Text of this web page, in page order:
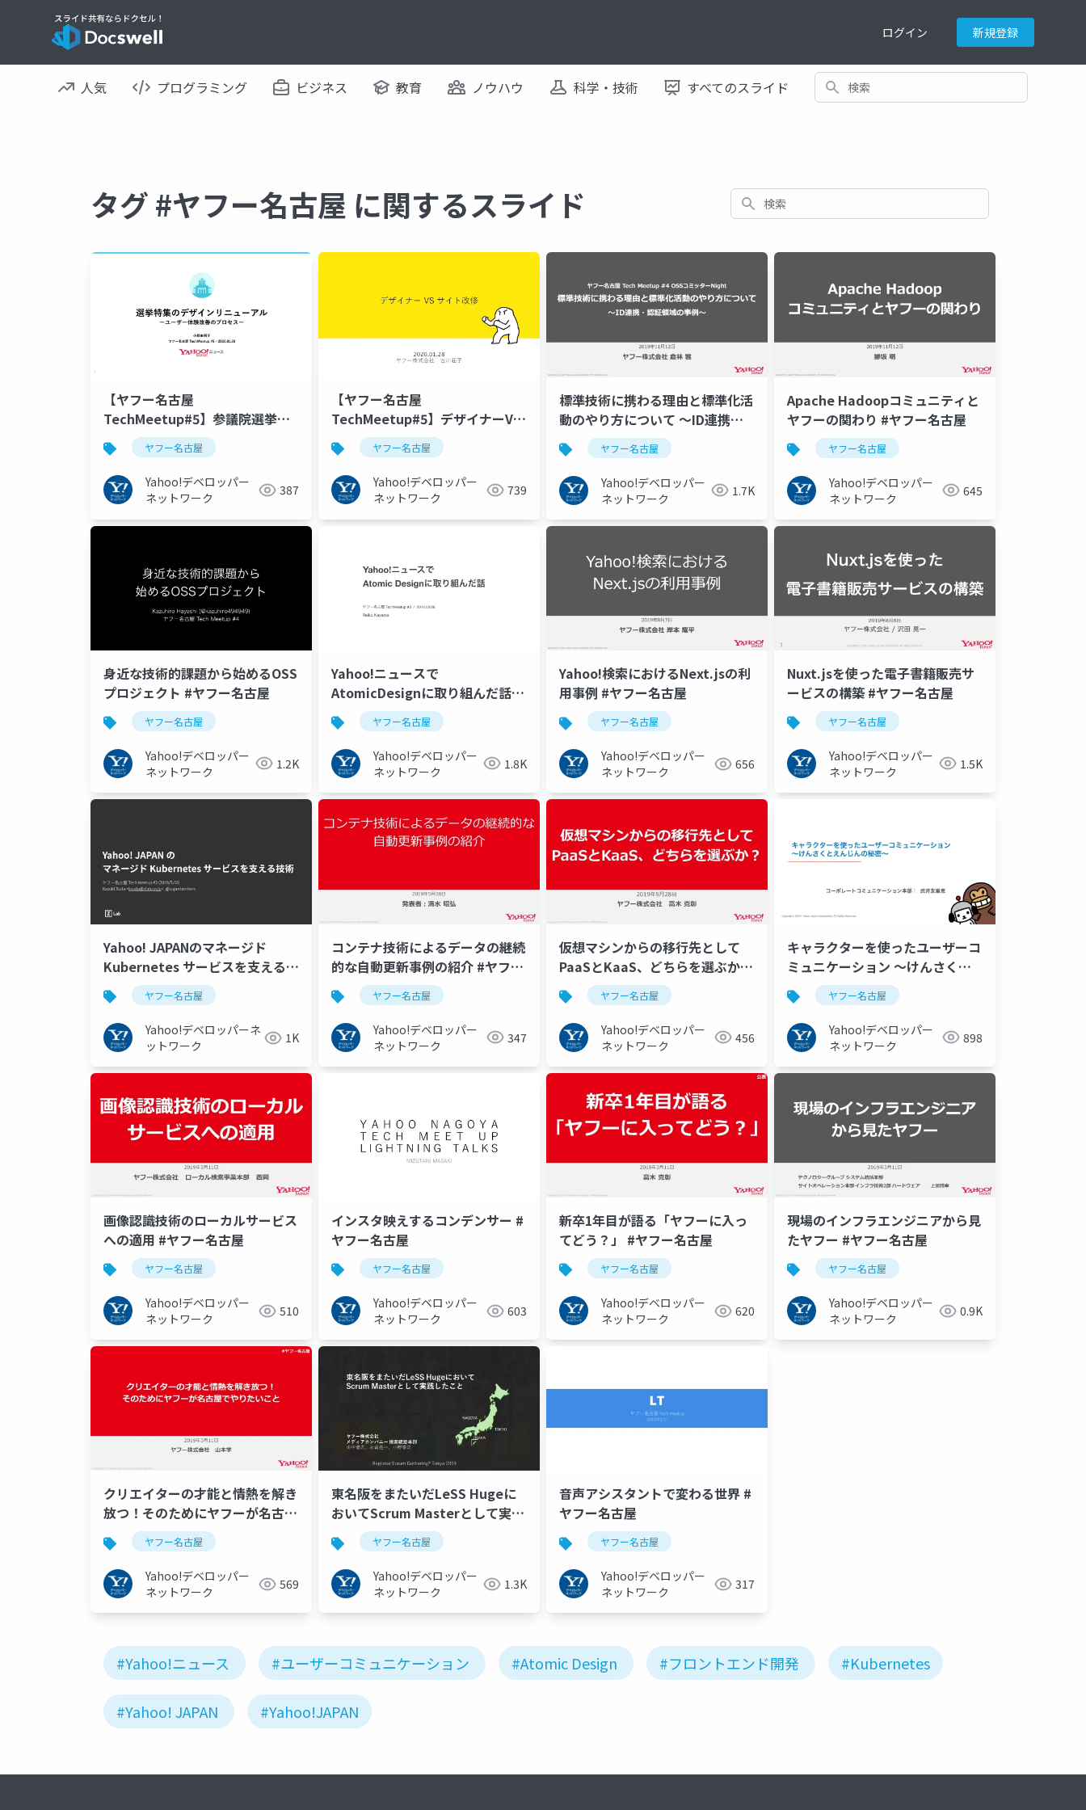
ログイン 新規登録
人気 プログラミング ビジネス 教育 ノウハウ 科学・技術 すべてのスライド 検索
タグ #ヤフー名古屋 に関するスライド 検索
【ヤフー名古屋
TechMeetup#5】参議院選挙
2019特集のデザインリニューア
ルについて #ヤフー名古屋
ヤフー名古屋
Yahoo!デベロッパー
ネットワーク
387
【ヤフー名古屋
TechMeetup#5】デザイナーVS
サイト改修 #ヤフー名古屋
ヤフー名古屋
Yahoo!デベロッパー
ネットワーク
739
標準技術に携わる理由と標準化活
動のやり方について 〜ID連携・
認証領域の事例〜 #ヤフー名古屋
ヤフー名古屋
Yahoo!デベロッパー
ネットワーク
1.7K
Apache Hadoopコミュニティと
ヤフーの関わり #ヤフー名古屋
ヤフー名古屋
Yahoo!デベロッパー
ネットワーク
645
身近な技術的課題から始めるOSS
プロジェクト #ヤフー名古屋
ヤフー名古屋
Yahoo!デベロッパー
ネットワーク
1.2K
Yahoo!ニュースで
AtomicDesignに取り組んだ話 #
ヤフー名古屋
ヤフー名古屋
Yahoo!デベロッパー
ネットワーク
1.8K
Yahoo!検索におけるNext.jsの利
用事例 #ヤフー名古屋
ヤフー名古屋
Yahoo!デベロッパー
ネットワーク
656
Nuxt.jsを使った電子書籍販売サ
ービスの構築 #ヤフー名古屋
ヤフー名古屋
Yahoo!デベロッパー
ネットワーク
1.5K
Yahoo! JAPANのマネージド
Kubernetes サービスを支える技
術 #ヤフー名古屋
ヤフー名古屋
Yahoo!デベロッパーネ
ットワーク
1K
コンテナ技術によるデータの継続
的な⾃動更新事例の紹介 #ヤフー
名古屋 ヤフー名古屋
Yahoo!デベロッパー
ネットワーク
347
仮想マシンからの移⾏先として
PaaSとKaaS、どちらを選ぶか？
#ヤフー名古屋
ヤフー名古屋
Yahoo!デベロッパー
ネットワーク
456
キャラクターを使ったユーザーコ
ミュニケーション 〜けんさくと
えんじんの秘密〜 #ヤフー名古屋
ヤフー名古屋
Yahoo!デベロッパー
ネットワーク
898
画像認識技術のローカルサービス
への適用 #ヤフー名古屋
ヤフー名古屋
Yahoo!デベロッパー
ネットワーク
510
インスタ映えするコンデンサー #
ヤフー名古屋
ヤフー名古屋
Yahoo!デベロッパー
ネットワーク
603
新卒1年目が語る「ヤフーに入っ
てどう？」 #ヤフー名古屋
ヤフー名古屋
Yahoo!デベロッパー
ネットワーク
620
現場のインフラエンジニアから見
たヤフー #ヤフー名古屋
ヤフー名古屋
Yahoo!デベロッパー
ネットワーク
0.9K
クリエイターの才能と情熱を解き
放つ！そのためにヤフーが名古屋
でやりたいこと #ヤフー名古屋
ヤフー名古屋
Yahoo!デベロッパー
ネットワーク
569
東名阪をまたいだLeSS Hugeに
おいてScrum Masterとして実践
したこと #ヤフー名古屋
ヤフー名古屋
Yahoo!デベロッパー
ネットワーク
1.3K
音声アシスタントで変わる世界 #
ヤフー名古屋
ヤフー名古屋
Yahoo!デベロッパー
ネットワーク
317
#Yahoo!ニュース #ユーザーコミュニケーション #Atomic Design #フロントエンド開発 #Kubernetes
#Yahoo! JAPAN #Yahoo!JAPAN